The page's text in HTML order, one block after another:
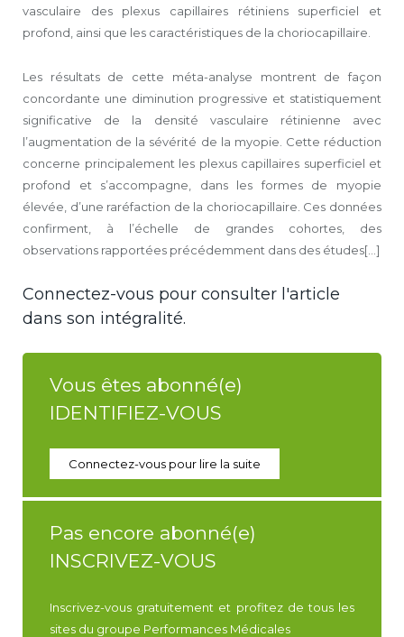
vasculaire des plexus capillaires rétiniens superficiel et
profond, ainsi que les caractéristiques de la choriocapillaire.
Les résultats de cette méta-analyse montrent de façon
concordante une diminution progressive et statistiquement
significative de la densité vasculaire rétinienne avec
l’augmentation de la sévérité de la myopie. Cette réduction
concerne principalement les plexus capillaires superficiel et
profond et s’accompagne, dans les formes de myopie
élevée, d’une raréfaction de la choriocapillaire. Ces données
confirment, à l’échelle de grandes cohortes, des
observations rapportées précédemment dans des études[...]
Connectez-vous pour consulter l'article
dans son intégralité.
Vous êtes abonné(e)
IDENTIFIEZ-VOUS
Connectez-vous pour lire la suite
Pas encore abonné(e)
INSCRIVEZ-VOUS
Inscrivez-vous gratuitement et profitez de tous les
sites du groupe Performances Médicales